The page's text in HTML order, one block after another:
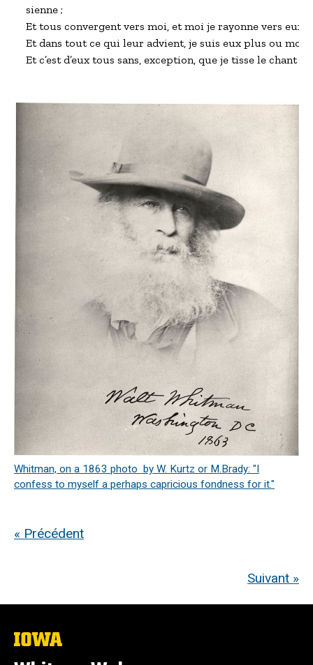
sienne ;
Et tous convergent vers moi, et moi je rayonne vers eux,
Et dans tout ce qui leur advient, je suis eux plus ou
Et c’est d’eux tous sans, exception, que je tisse le chant
Whitman, on a 1863 photo by W. Kurtz or M.Brady: "I
confess to myself a perhaps capricious fondness for it."
« Précédent
Suivant »
The